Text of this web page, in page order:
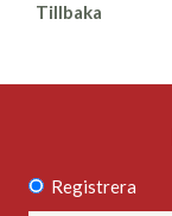
Tillbaka
Registrera